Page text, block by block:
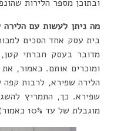
ובתוכן מספר הלירות
מה ניתן לעשות עם הלירה
בית עסק אחד הסכים
מדובר בעסק חברתי קטן,
ומוכרים אותם. כאמור,
שפירא. כך, התמריץ
מוגבלת של עד 10% כאמור) למעגל הלירה שפירא.